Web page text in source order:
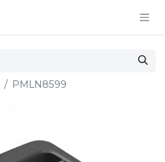
PMLN8599